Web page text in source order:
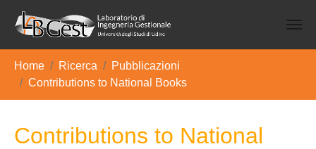
Home Ricerca
Pubblicazioni
Contributions to National Books
Contributions to National